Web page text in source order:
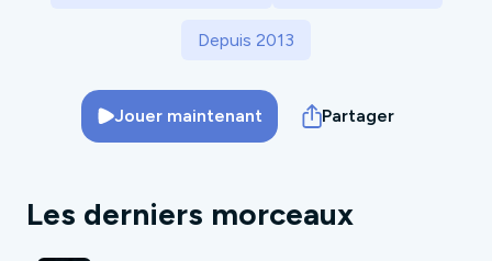
Depuis 2013
Jouer maintenant Partager
Les derniers morceaux